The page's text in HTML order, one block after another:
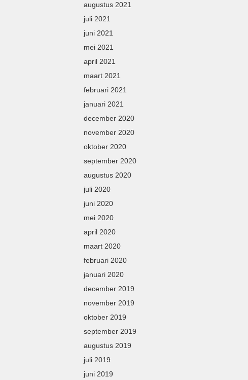
augustus 2021
juli 2021
juni 2021
mei 2021
april 2021
maart 2021
februari 2021
januari 2021
december 2020
november 2020
oktober 2020
september 2020
augustus 2020
juli 2020
juni 2020
mei 2020
april 2020
maart 2020
februari 2020
januari 2020
december 2019
november 2019
oktober 2019
september 2019
augustus 2019
juli 2019
juni 2019